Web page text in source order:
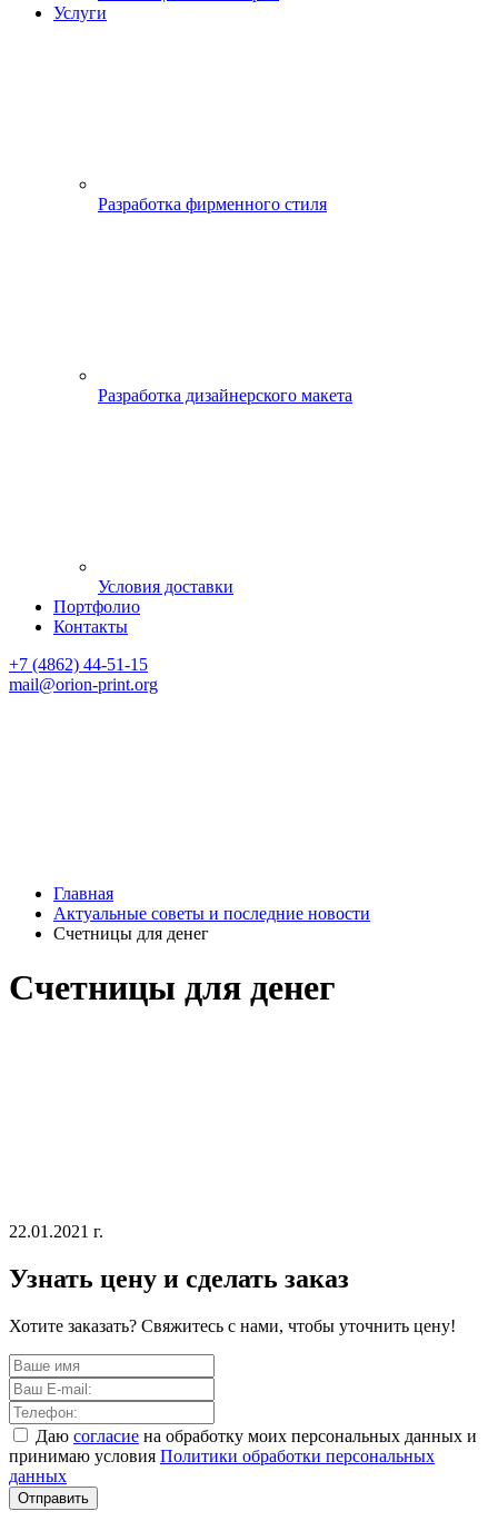
Услуги
Разработка фирменного стиля
Разработка дизайнерского макета
Условия доставки
Портфолио
Контакты
+7 (4862) 44-51-15
mail@orion-print.org
Главная
Актуальные советы и последние новости
Счетницы для денег
Счетницы для денег
22.01.2021 г.
Узнать цену и сделать заказ
Хотите заказать? Свяжитесь с нами, чтобы уточнить цену!
Даю согласие на обработку моих персональных данных и
принимаю условия Политики обработки персональных
данных
Отправить